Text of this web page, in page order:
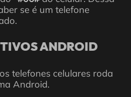
se é um telefone
ANDROID
telefones celulares roda
Android.